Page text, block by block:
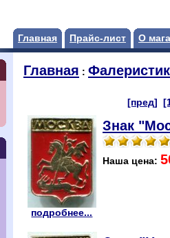
Главная Прайс-лист О
Главная :
[пред]
подробнее...
Знак
Наша цена: